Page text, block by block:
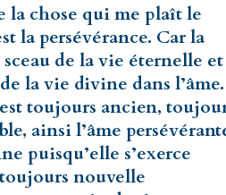
la chose qui me plaît le
la persévérance. Car la
de la vie éternelle et
la vie divine dans l’âme.
toujours ancien,
ainsi l’âme
puisqu’elle s’exerce
nouvelle